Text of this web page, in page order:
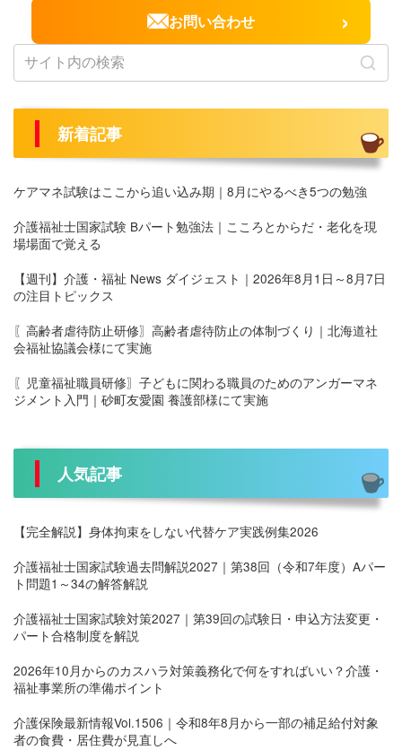
お問い合わせ ›
新着記事
ケアマネ試験はここから追い込み期｜8月にやるべき5つの勉強
介護福祉士国家試験 Bパート勉強法｜こころとからだ・老化を現
場場面で覚える
【週刊】介護・福祉 News ダイジェスト｜2026年8月1日～8月7日
の注目トピックス
〖高齢者虐待防止研修〗高齢者虐待防止の体制づくり｜北海道社
会福祉協議会様にて実施
〖児童福祉職員研修〗子どもに関わる職員のためのアンガーマネ
ジメント入門｜砂町友愛園 養護部様にて実施
人気記事
【完全解説】身体拘束をしない代替ケア実践例集2026
介護福祉士国家試験過去問解説2027｜第38回（令和7年度）Aパー
ト問題1～34の解答解説
介護福祉士国家試験対策2027｜第39回の試験日・申込方法変更・
パート合格制度を解説
2026年10月からのカスハラ対策義務化で何をすればいい？介護・
福祉事業所の準備ポイント
介護保険最新情報Vol.1506｜令和8年8月から一部の補足給付対象
者の食費・居住費が見直しへ